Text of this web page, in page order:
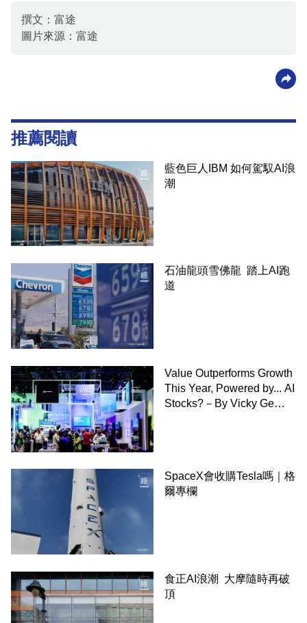
撰文：富途
圖片來源：富途
推薦閱讀
藍色巨人IBM 如何駕馭AI浪
潮
石油龍頭雪佛龍 踏上AI跑
道
Value Outperforms Growth
This Year, Powered by... AI
Stocks?－By Vicky Ge
SpaceX會收購Tesla嗎｜格
爾專欄
食正AI浪潮 大摩隨時再破
頂